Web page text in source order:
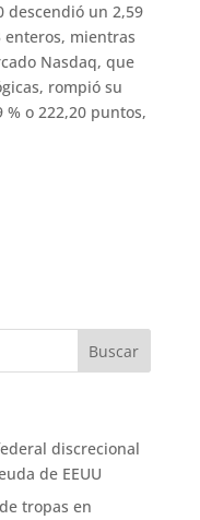
descendió un 2,59
enteros, mientras
Nasdaq, que
rompió su
o 222,20 puntos,
discrecional
de EEUU
tropas en